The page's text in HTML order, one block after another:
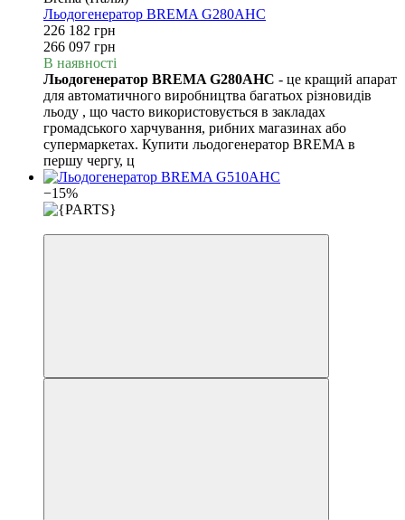
Льодогенератор BREMA G280AHC
226 182 грн
266 097 грн
В наявності
Льодогенератор BREMA G280AHC - це кращий апарат
для автоматичного виробництва багатьох різновидів
льоду , що часто використовується в закладах
громадського харчування, рибних магазинах або
супермаркетах. Купити льодогенератор BREMA в
першу чергу, ц
−15%